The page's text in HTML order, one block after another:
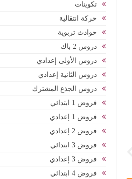
تكوينات
حركة انتقالية
حوادث تربوية
دروس 2 باك
دروس الأولى إعدادي
دروس الثانية إعدادي
دروس الجذع المشترك
فروض 1 ابتدائي
فروض 1 إعدادي
فروض 2 إعدادي
فروض 3 ابتدائي
فروض 3 إعدادي
فروض 4 ابتدائي